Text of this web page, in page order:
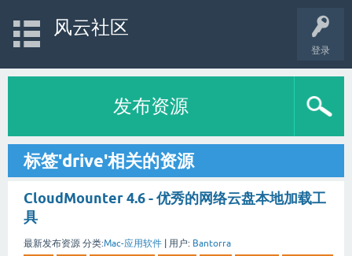
登录
风云社区
发布资源
标签'drive'相关的资源
CloudMounter 4.6 - 优秀的网络云盘本地加载工
具
最新发布资源 分类:Mac-应用软件 用户: Bantorra